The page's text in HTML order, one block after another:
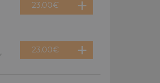
23.00€
23.00€